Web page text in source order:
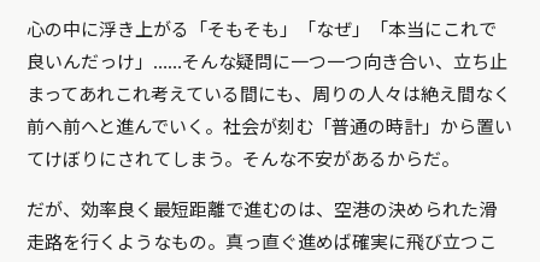
心の中に浮き上がる「そもそも」「なぜ」「本当にこれで
良いんだっけ」……そんな疑問に一つ一つ向き合い、立ち止
まってあれこれ考えている間にも、周りの人々は絶え間なく
前へ前へと進んでいく。社会が刻む「普通の時計」から置い
てけぼりにされてしまう。そんな不安があるからだ。
だが、効率良く最短距離で進むのは、空港の決められた滑
走路を行くようなもの。真っ直ぐ進めば確実に飛び立つこ